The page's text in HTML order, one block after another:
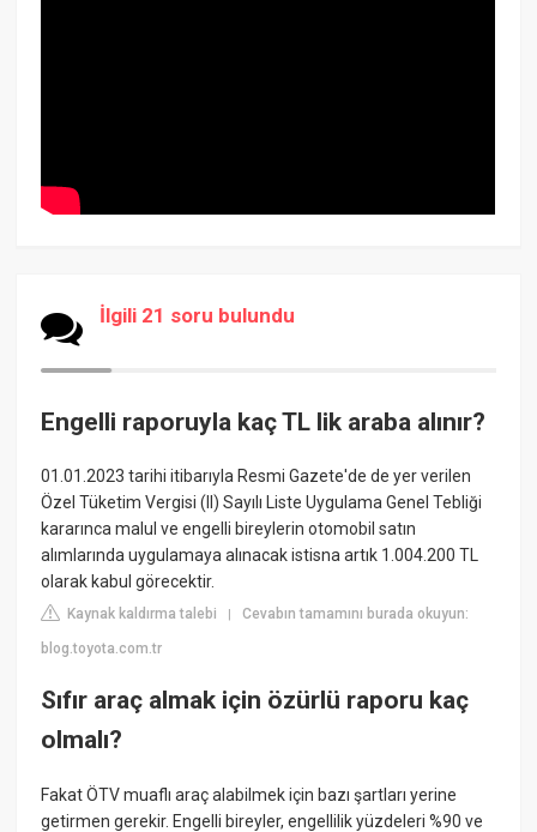
İlgili 21 soru bulundu
Engelli raporuyla kaç TL lik araba alınır?
01.01.2023 tarihi itibarıyla Resmi Gazete'de de yer verilen
Özel Tüketim Vergisi (II) Sayılı Liste Uygulama Genel Tebliği
kararınca malul ve engelli bireylerin otomobil satın
alımlarında uygulamaya alınacak istisna artık 1.004.200 TL
olarak kabul görecektir.
Kaynak kaldırma talebi |Cevabın tamamını burada okuyun:
blog.toyota.com.tr
Sıfır araç almak için özürlü raporu kaç
olmalı?
Fakat ÖTV muaflı araç alabilmek için bazı şartları yerine
getirmen gerekir. Engelli bireyler, engellilik yüzdeleri %90 ve